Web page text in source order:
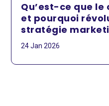
Qu’est-ce que
et pourquoi
stratégie
24 Jan 2026